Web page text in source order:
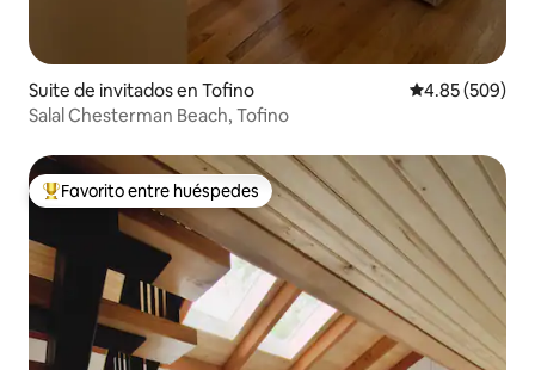
Suite de invitados en Tofino Calificación
4.85 (509)
Salal Chesterman Beach, Tofino
Favorito entre huéspedes preferido
Favorito entre huéspedes